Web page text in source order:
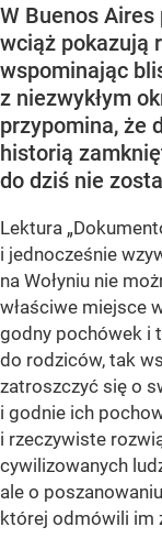
W Buenos
wciąż pokazują
wspominając
z niezwykłym
przypomina, że
historią
do dziś nie
Lektura
i jednocześnie
na Wołyniu nie
właściwe miejsce
godny pochówek i
do rodziców, tak
zatroszczyć się o
i godnie ich
i rzeczywiste
cywilizowanych
ale o
której odmówili im